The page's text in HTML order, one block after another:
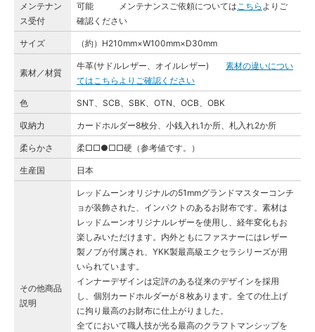
メンテナン
ス受付
可能 メンテナンスご依頼についてはこちら よりご
確認ください
サイズ （約）H210mm×W100mm×D30mm
素材／材質
牛革(サドルレザー、オイルレザー) 素材の違いについ
てはこちらよりご確認ください
色 SNT、SCB、SBK、OTN、OCB、OBK
収納力 カードホルダー8枚分、小銭入れ1か所、札入れ2か所
柔らかさ 柔□□●□□硬（参考値です。）
生産国 日本
その他商品
説明
レッドムーンオリジナルの51mmグランドマスターコンチ
ョが装飾された、インパクトのあるお財布です。素材は
レッドムーンオリジナルレザーを使用し、経年変化もお
楽しみいただけます。内外ともにファスナーにはレザー
製ノブが付属され、YKK製最高級エクセラシリーズが用
いられています。
インナーデザインは定評のある従来のデザインを採用
し、個別カードホルダーが８枚あります。全ての仕上げ
に拘り最高のお財布に仕上がりました。
全てにおいて職人技が光る最高のクラフトマンシップを